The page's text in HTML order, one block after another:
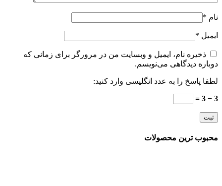
نام *
ایمیل *
ذخیره نام، ایمیل و وبسایت من در مرورگر برای زمانی که
دوباره دیدگاهی می‌نویسم.
لطفا پاسخ را به عدد انگلیسی وارد کنید:
3 − 3 =
محبوب ترین محصولات